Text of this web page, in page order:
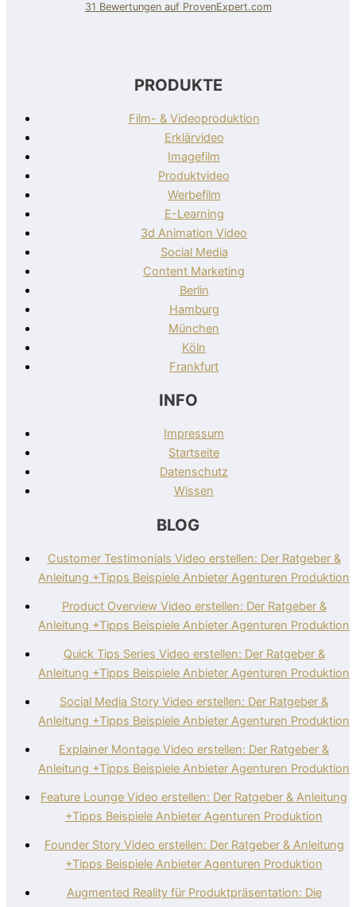
31 Bewertungen auf ProvenExpert.com
PRODUKTE
Film- & Videoproduktion
Erklärvideo
Imagefilm
Produktvideo
Werbefilm
E-Learning
3d Animation Video
Social Media
Content Marketing
Berlin
Hamburg
München
Köln
Frankfurt
INFO
Impressum
Startseite
Datenschutz
Wissen
BLOG
Customer Testimonials Video erstellen: Der Ratgeber &
Anleitung +Tipps Beispiele Anbieter Agenturen Produktion
Product Overview Video erstellen: Der Ratgeber &
Anleitung +Tipps Beispiele Anbieter Agenturen Produktion
Quick Tips Series Video erstellen: Der Ratgeber &
Anleitung +Tipps Beispiele Anbieter Agenturen Produktion
Social Media Story Video erstellen: Der Ratgeber &
Anleitung +Tipps Beispiele Anbieter Agenturen Produktion
Explainer Montage Video erstellen: Der Ratgeber &
Anleitung +Tipps Beispiele Anbieter Agenturen Produktion
Feature Lounge Video erstellen: Der Ratgeber & Anleitung
+Tipps Beispiele Anbieter Agenturen Produktion
Founder Story Video erstellen: Der Ratgeber & Anleitung
+Tipps Beispiele Anbieter Agenturen Produktion
Augmented Reality für Produktpräsentation: Die